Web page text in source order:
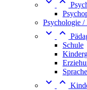
Psychologie
 
Schule
 